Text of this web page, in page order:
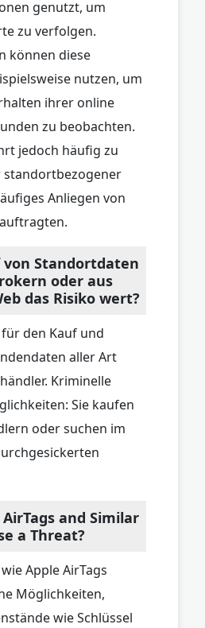
genutzt, um
zu verfolgen.
können diese
nutzen, um
ihrer online
zu beobachten.
jedoch häufig zu
Anliegen von
Standortdaten
oder aus
das Risiko wert?
den Kauf und
aller Art
Kriminelle
Sie kaufen
oder suchen im
and Similar
a Threat?
Apple AirTags
Möglichkeiten,
wie Schlüssel